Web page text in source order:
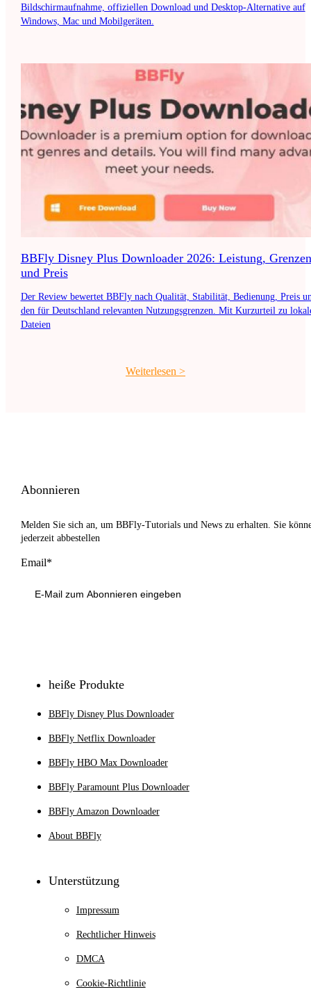
Bildschirmaufnahme, offiziellen Download und Desktop-Alternative auf
Windows, Mac und Mobilgeräten.
BBFly Disney Plus Downloader 2026: Leistung, Grenzen
und Preis
Der Review bewertet BBFly nach Qualität, Stabilität, Bedienung, Preis
den für Deutschland relevanten Nutzungsgrenzen. Mit Kurzurteil zu
Dateien
Weiterlesen >
Abonnieren
Melden Sie sich an, um BBFly-Tutorials und News zu erhalten. Sie
jederzeit abbestellen
Email*
heiße Produkte
BBFly Disney Plus Downloader
BBFly Netflix Downloader
BBFly HBO Max Downloader
BBFly Paramount Plus Downloader
BBFly Amazon Downloader
About BBFly
Unterstützung
Impressum
Rechtlicher Hinweis
DMCA
Cookie-Richtlinie